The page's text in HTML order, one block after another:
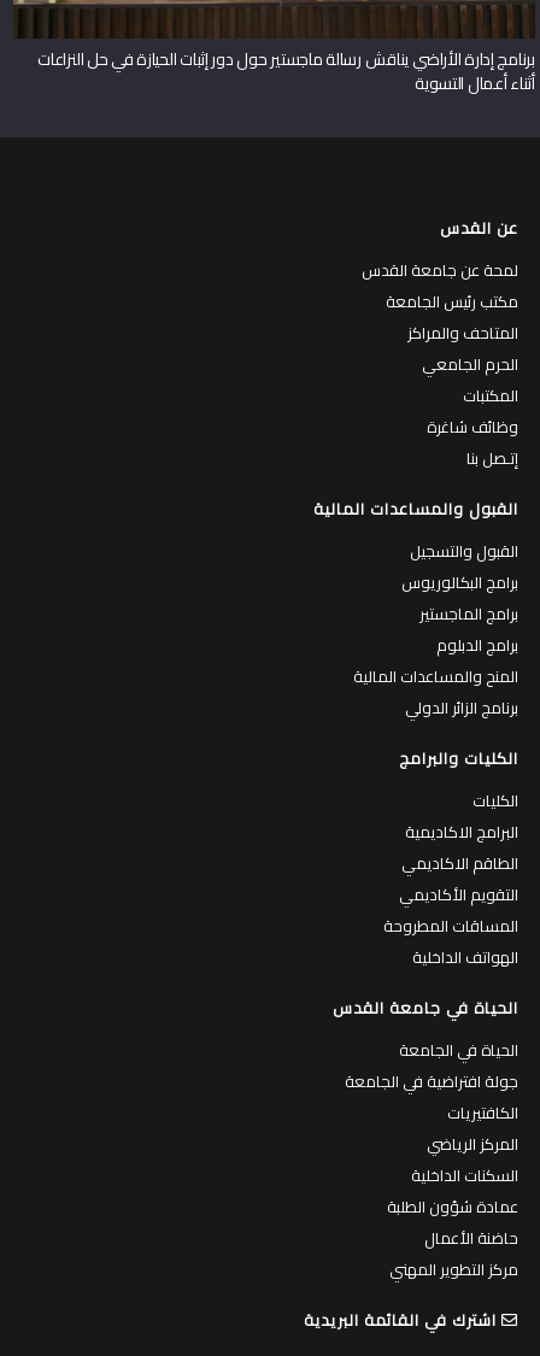
برنامج إدارة الأراضي يناقش رسالة ماجستير حول دور إثبات الحيازة في حل النزاعات
أثناء أعمال التسوية
عن القدس
لمحة عن جامعة القدس
مكتب رئيس الجامعة
المتاحف والمراكز
الحرم الجامعي
المكتبات
وظائف شاغرة
إتـصل بنا
القبول والمساعدات المالية
القبول والتسجيل
برامج البكالوريوس
برامج الماجستير
برامج الدبلوم
المنح والمساعدات المالية
برنامج الزائر الدولي
الكليات والبرامج
الكليات
البرامج الاكاديمية
الطاقم الاكاديمي
التقويم الأكاديمي
المساقات المطروحة
الهواتف الداخلية
الحياة في جامعة القدس
الحياة في الجامعة
جولة افتراضية في الجامعة
الكافتيريات
المركز الرياضي
السكنات الداخلية
عمادة شؤون الطلبة
حاضنة الأعمال
مركز التطوير المهني
اشترك في القائمة البريدية